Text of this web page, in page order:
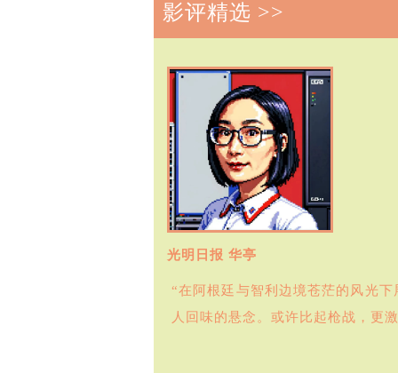
影评精选 >>
光明日报 华亭
“在阿根廷与智利边境苍茫的风光
人回味的悬念。或许比起枪战，更